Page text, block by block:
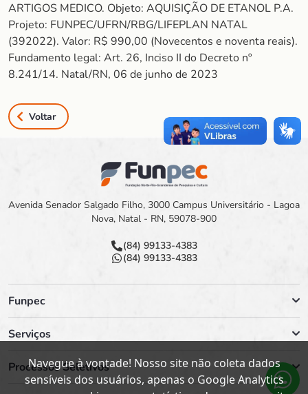
ARTIGOS MEDICO. Objeto: AQUISIÇÃO DE ETANOL P.A.
Projeto: FUNPEC/UFRN/RBG/LIFEPLAN NATAL
(392022). Valor: R$ 990,00 (Novecentos e noventa reais).
Fundamento legal: Art. 26, Inciso II do Decreto nº
8.241/14. Natal/RN, 06 de junho de 2023
Voltar
Avenida Senador Salgado Filho, 3000 Campus Universitário - Lagoa
Nova, Natal - RN, 59078-900
(84) 99133-4383
(84) 99133-4383
Funpec
Serviços
Processos Seletivos
Navegue à vontade! Nosso site não coleta dados
sensíveis dos usuários, apenas o Google Analytics